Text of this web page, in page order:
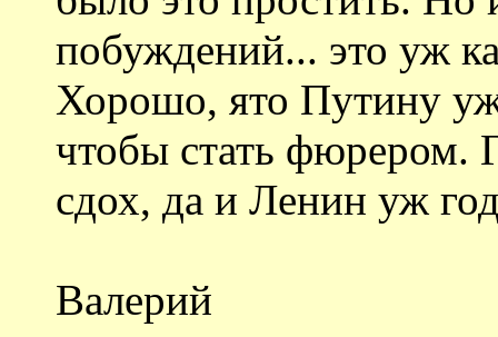
побуждений... это уж
Хорошо, ято Путину
чтобы стать фюрером.
сдох, да и Ленин уж
Валерий